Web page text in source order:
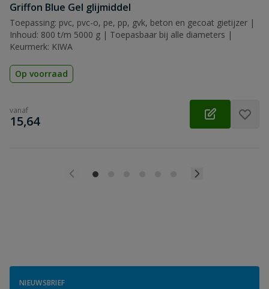
Griffon Blue Gel glijmiddel
Toepassing: pvc, pvc-o, pe, pp, gvk, beton en gecoat gietijzer |
Inhoud: 800 t/m 5000 g | Toepasbaar bij alle diameters |
Keurmerk: KIWA
Op voorraad
vanaf
€
15,64
NIEUWSBRIEF